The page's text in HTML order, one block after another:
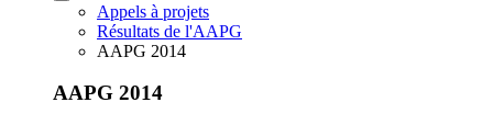
Appels à projets
Résultats de l'AAPG
AAPG 2014
AAPG 2014